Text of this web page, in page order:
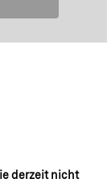
derzeit nicht